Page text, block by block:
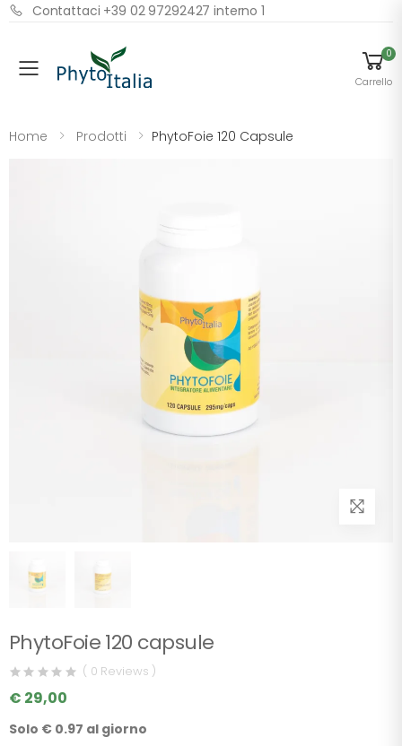
Contattaci +39 02 97292427 interno 1
Menu
0
Carrello
Home Prodotti PhytoFoie 120 Capsule
PhytoFoie 120 capsule
( 0 Reviews )
€ 29,00
Solo € 0.97 al giorno